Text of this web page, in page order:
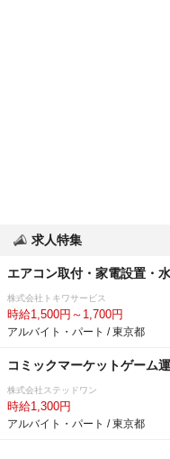
求人特集
エアコン取付・家電設置・
株式会社トキワサービス
時給1,500円～1,700円
アルバイト・パート / 東京都
コミックマーケットゲーム
株式会社ステッドワン
時給1,300円
アルバイト・パート / 東京都